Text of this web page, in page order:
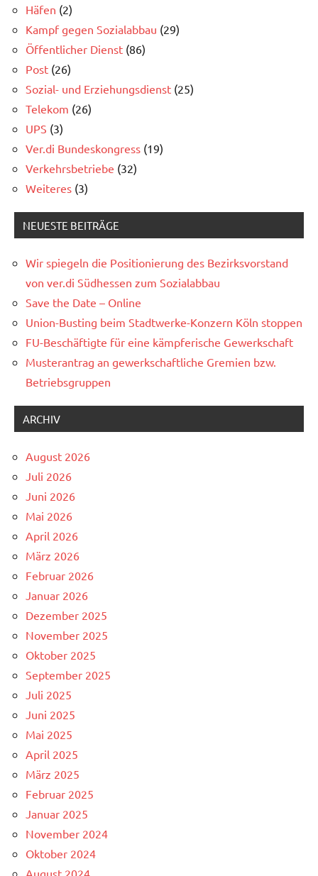
Häfen (2)
Kampf gegen Sozialabbau (29)
Öffentlicher Dienst (86)
Post (26)
Sozial- und Erziehungsdienst (25)
Telekom (26)
UPS (3)
Ver.di Bundeskongress (19)
Verkehrsbetriebe (32)
Weiteres (3)
NEUESTE BEITRÄGE
Wir spiegeln die Positionierung des Bezirksvorstand
von ver.di Südhessen zum Sozialabbau
Save the Date – Online
Union-Busting beim Stadtwerke-Konzern Köln stoppen
FU-Beschäftigte für eine kämpferische Gewerkschaft
Musterantrag an gewerkschaftliche Gremien bzw.
Betriebsgruppen
ARCHIV
August 2026
Juli 2026
Juni 2026
Mai 2026
April 2026
März 2026
Februar 2026
Januar 2026
Dezember 2025
November 2025
Oktober 2025
September 2025
Juli 2025
Juni 2025
Mai 2025
April 2025
März 2025
Februar 2025
Januar 2025
November 2024
Oktober 2024